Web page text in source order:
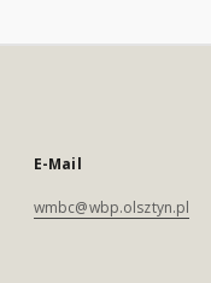
E-Mail
wmbc@wbp.olsztyn.pl